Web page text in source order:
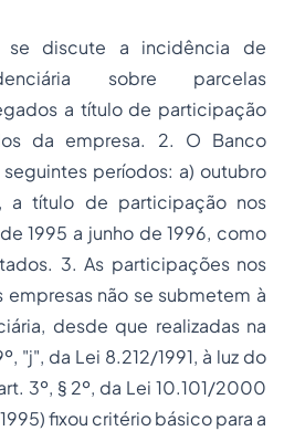
discute a incidência de
sobre parcelas
a título de participação
da empresa. 2. O Banco
períodos: a) outubro
a título de participação nos
1995 a junho de 1996, como
3. As participações nos
empresas não se submetem à
desde que realizadas na
"j", da Lei 8.212/1991, à luz do
3º, § 2º, da Lei 10.101/2000
fixou critério básico para a